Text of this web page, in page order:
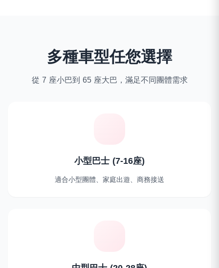
多種車型任您選擇
從 7 座小巴到 65 座大巴，滿足不同團體需求
小型巴士 (7-16座)
適合小型團體、家庭出遊、商務接送